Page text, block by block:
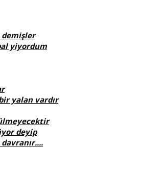
demişler
yiyordum
yalan vardır
deyip